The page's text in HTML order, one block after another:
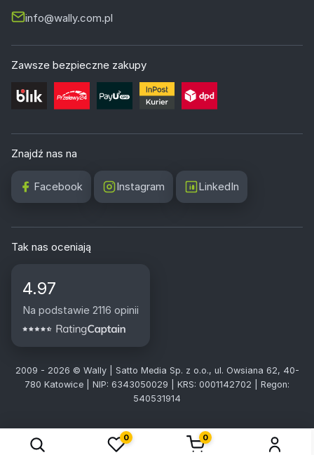
info@wally.com.pl
Zawsze bezpieczne zakupy
Znajdź nas na
Facebook Instagram LinkedIn
Tak nas oceniają
4.97
Na podstawie 2116 opinii
2009 - 2026 © Wally | Satto Media Sp. z o.o., ul. Owsiana 62, 40-
780 Katowice | NIP: 6343050029 | KRS: 0001142702 | Regon:
540531914
0 0